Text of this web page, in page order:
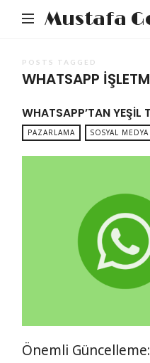
Mustafa
POSTS TAGGED
WHATSAPP
WHATSAPP’TAN YEŞIL
PAZARLAMA SOSYAL MEDYA
Önemli